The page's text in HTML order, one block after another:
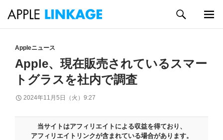
索
Appleニュース
Apple、現在販売されているスマー
トグラスを社内で調査
2024年11月5日（火）9:27
当サイトはアフィリエイトによる収益を得ており、
アフィリエイトリンクが含まれている場合があります。